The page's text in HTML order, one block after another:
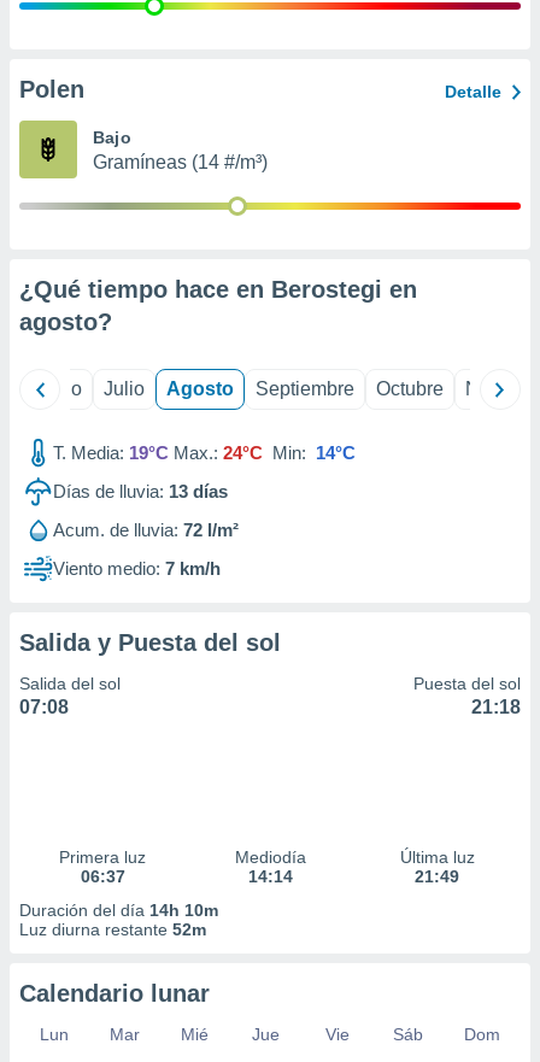
e
publicidad
Polen Detalle
Bajo
Gramíneas (14 #/m³)
¿Qué tiempo hace en Berostegi en
agosto?
Junio Julio Agosto Septiembre Octubre
T. Media: 19°C Max.: 24°C Min: 14°C
Días de lluvia: 13 días
Acum. de lluvia: 72 l/m²
Viento medio: 7 km/h
Salida y Puesta del sol
Salida del sol
07:08
Puesta del sol
21:18
Primera luz
06:37
Mediodía
14:14
Última luz
21:49
Duración del día 14h 10m
Luz diurna restante 52m
Calendario lunar
Lun Mar Mié Jue Vie Sáb
Dom